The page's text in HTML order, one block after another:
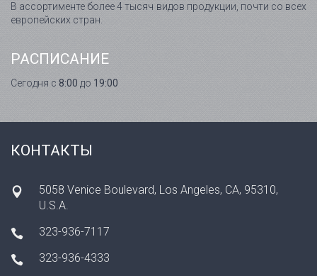
В ассортименте более 4 тысяч видов продукции, почти со всех
европейских стран.
РАСПИСАНИЕ
Сегодня с 8:00 до 19:00
КОНТАКТЫ
5058 Venice Boulevard, Los Angeles, CA, 95310,
U.S.A.
323-936-7117
323-936-4333